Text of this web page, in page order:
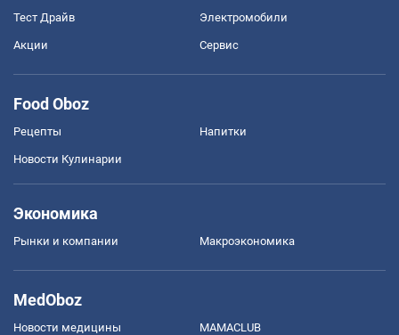
Тест Драйв Электромобили
Акции Сервис
Food Oboz
Рецепты Напитки
Новости Кулинарии
Экономика
Рынки и компании Mакроэкономика
MedOboz
Новости медицины MAMACLUB